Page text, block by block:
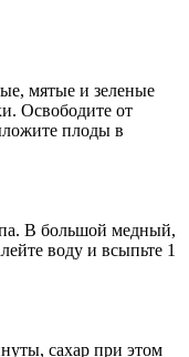
мятые и зеленые
Освободите от
плоды в
В большой медный,
воду и всыпьте 1
сахар при этом